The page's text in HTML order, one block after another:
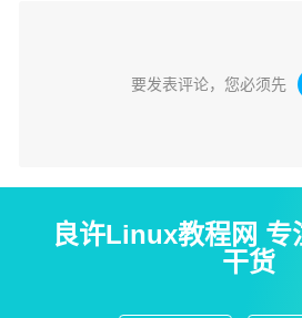
要发表评论，您必须先
良许Linux教程网
干货